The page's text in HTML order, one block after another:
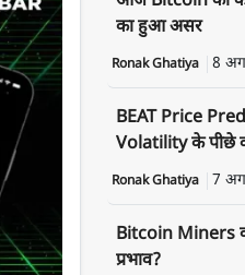
का हुआ असर
Ronak Ghatiya 8
BEAT Price
Volatility के पीछे
Ronak Ghatiya 7
Bitcoin Miners
प्रभाव?